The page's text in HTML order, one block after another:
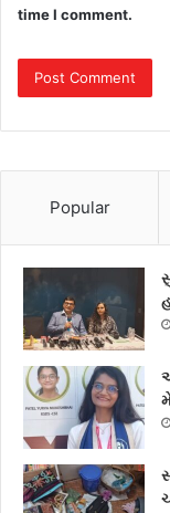
time I comment.
Popular